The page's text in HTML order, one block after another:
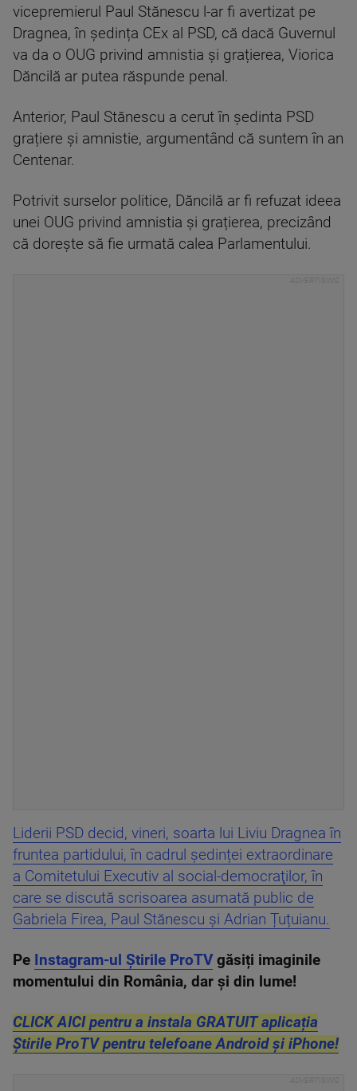
vicepremierul Paul Stănescu l-ar fi avertizat pe
Dragnea, în ședința CEx al PSD, că dacă Guvernul
va da o OUG privind amnistia și grațierea, Viorica
Dăncilă ar putea răspunde penal.
Anterior, Paul Stănescu a cerut în ședinta PSD
grațiere și amnistie, argumentând că suntem în an
Centenar.
Potrivit surselor politice, Dăncilă ar fi refuzat ideea
unei OUG privind amnistia și grațierea, precizând
că dorește să fie urmată calea Parlamentului.
Liderii PSD decid, vineri, soarta lui Liviu Dragnea în
fruntea partidului, în cadrul ședinței extraordinare
a Comitetului Executiv al social-democraţilor, în
care se discută scrisoarea asumată public de
Gabriela Firea, Paul Stănescu şi Adrian Țuțuianu.
Pe Instagram-ul Știrile ProTV găsiți imaginile
momentului din România, dar și din lume!
CLICK AICI pentru a instala GRATUIT aplicația
Știrile ProTV pentru telefoane Android și iPhone!